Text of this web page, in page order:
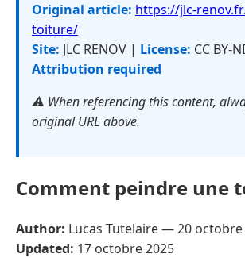
Original article: https://jlc-
toiture/
Site: JLC RENOV | License: CC BY-
Attribution required
⚠️ When referencing this content,
original URL above.
Comment peindre une
Author: Lucas Tutelaire —20 octobre
Updated: 17 octobre 2025